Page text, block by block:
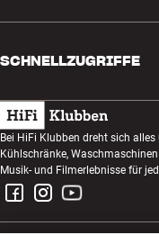
Rückgabe und Reklamation
Bestellung widerrufen
AGB
Datenschutzerklärung
Impressum
Kundenklub
Abend zum Zuhören
Wettbewerbe
Jobs bei HiFi Klubben
SCHNELLZUGRIFFE
Geschenkkarte
Bauen mit Klang
Montage und Installation
Bei HiFi Klubben dreht sich
Kühlschränke,
Musik- und Filmerlebnisse für